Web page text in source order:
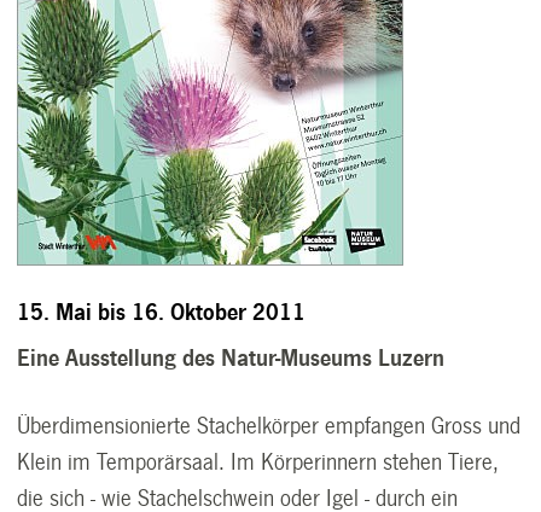
15. Mai bis 16. Oktober 2011
Eine Ausstellung des Natur-Museums Luzern
Überdimensionierte Stachelkörper empfangen Gross und
Klein im Temporärsaal. Im Körperinnern stehen Tiere,
die sich - wie Stachelschwein oder Igel - durch ein